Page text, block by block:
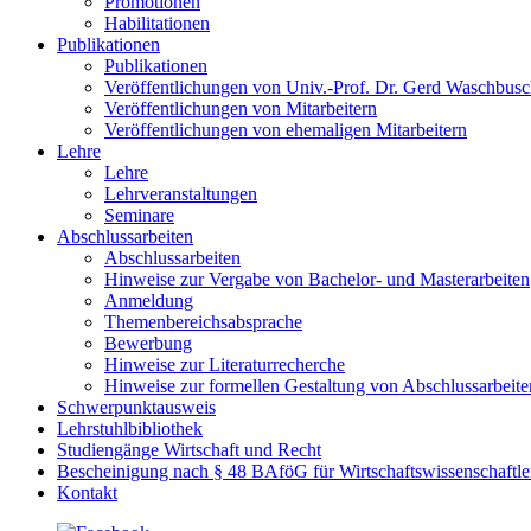
Habilitationen
Publikationen
Publikationen
Veröffentlichungen von Univ.-Prof. Dr. Gerd
Veröffentlichungen von Mitarbeitern
Veröffentlichungen von ehemaligen Mitarbeitern
Lehre
Lehre
Lehrveranstaltungen
Seminare
Abschlussarbeiten
Abschlussarbeiten
Hinweise zur Vergabe von Bachelor- und Masterarbeiten
Anmeldung
Themenbereichsabsprache
Bewerbung
Hinweise zur Literaturrecherche
Hinweise zur formellen Gestaltung von
Schwerpunktausweis
Lehrstuhlbibliothek
Studiengänge Wirtschaft und Recht
Bescheinigung nach § 48 BAföG für
Kontakt